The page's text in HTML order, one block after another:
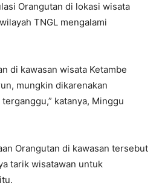
Orangutan di lokasi wisata
TNGL mengalami
di kawasan wisata Ketambe
mungkin dikarenakan
katanya, Minggu
Orangutan di kawasan tersebut
tarik wisatawan untuk